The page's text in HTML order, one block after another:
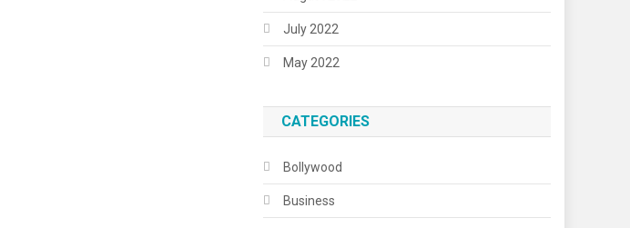
July 2022
May 2022
CATEGORIES
Bollywood
Business